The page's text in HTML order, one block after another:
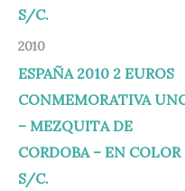
2010
ESPAÑA 2010 2 EUROS
CONMEMORATIVA
– MEZQUITA DE
CORDOBA – EN COLOR
S/C.